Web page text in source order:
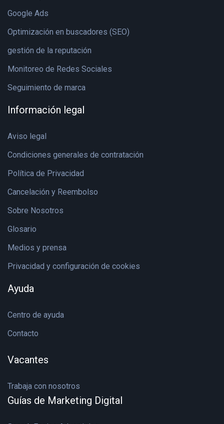
Google Ads
Optimización en buscadores (SEO)
gestión de la reputación
Monitoreo de Redes Sociales
Seguimiento de marca
Información legal
Aviso legal
Condiciones generales de contratación
Política de Privacidad
Cancelación y Reembolso
Sobre Nosotros
Glosario
Medios y prensa
Privacidad y configuración de cookies
Ayuda
Centro de ayuda
Contacto
Vacantes
Trabaja con nosotros
Guías de Marketing Digital